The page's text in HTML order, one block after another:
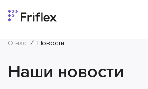
О нас / Новости
Наши новости